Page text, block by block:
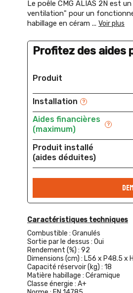
Le poêle CMG ALIAS 2N est
ventilation" pour un
habillage en céram ... Voir plus
Profitez des aides
Produit
Installation ?
Aides financières
(maximum)
?
Produit installé
(aides déduites)
Caractéristiques techniques
Combustible : Granulés
Sortie par le dessus : Oui
Rendement (%) : 92
Dimensions (cm) : L56 x P48.5 x
Capacité réservoir (kg) : 18
Matière habillage : Céramique
Classe énergie : A+